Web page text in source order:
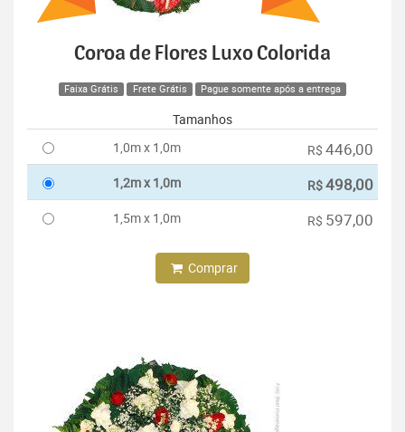
Coroa de Flores Luxo Colorida
Faixa Grátis Frete Grátis Pague somente após a entrega
Tamanhos
1,0m x 1,0m
R$ 446,00
1,2m x 1,0m R$498,00
1,5m x 1,0m R$ 597,00
Comprar